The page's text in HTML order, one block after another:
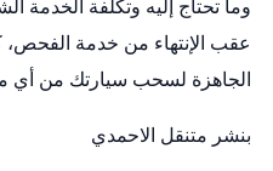
وما تحتاج إليه وتكلفة الخدمة
عقب الإنتهاء من خدمة
الجاهزة لسحب سيارتك من أي
بنشر متنقل الاحمدي